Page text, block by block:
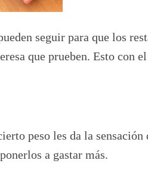
seguir para que los
que prueben. Esto con
peso les da la sensación
a gastar más.